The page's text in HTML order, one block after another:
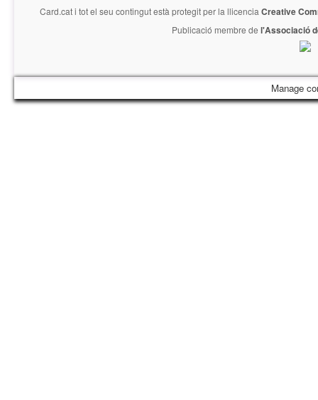
Card.cati tot el seu contingut està protegit per la llicencia Creative
Publicació membre de l'Associació
Manage